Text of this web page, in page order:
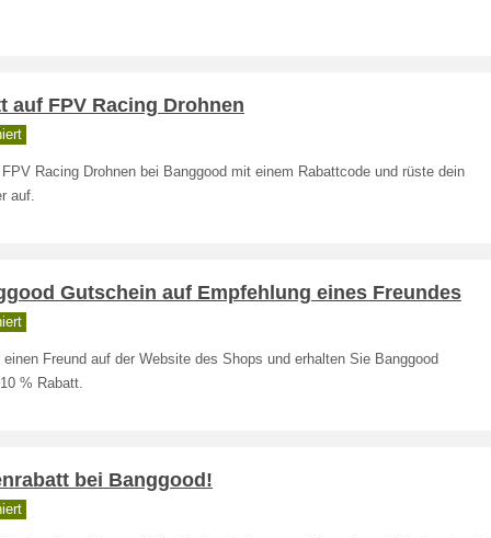
auf FPV Racing Drohnen
Racing Drohnen bei Banggood mit einem Rabattcode und rüste dein
auf.
Gutschein auf Empfehlung eines Freundes
einen Freund auf der Website des Shops und erhalten Sie Banggood
% Rabatt.
bei Banggood!